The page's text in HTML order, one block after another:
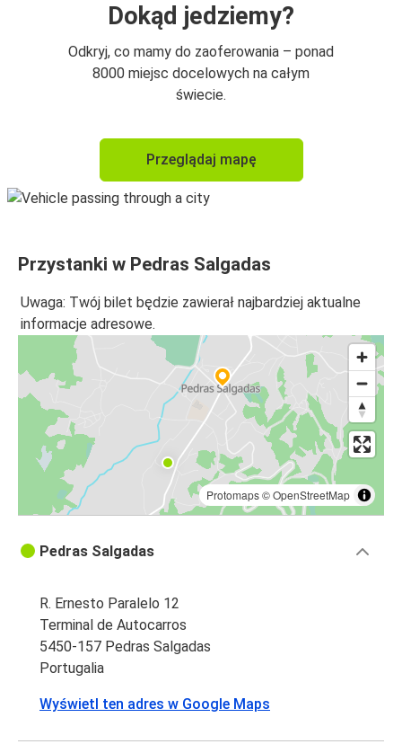
Dokąd jedziemy?
Odkryj, co mamy do zaoferowania – ponad
8000 miejsc docelowych na całym
świecie.
Przeglądaj mapę
Przystanki w Pedras Salgadas
Uwaga: Twój bilet będzie zawierał najbardziej aktualne
informacje adresowe.
Protomaps©OpenStreetMap
Pedras Salgadas
R. Ernesto Paralelo 12
Terminal de Autocarros
5450-157 Pedras Salgadas
Portugalia
Wyświetl ten adres w Google Maps